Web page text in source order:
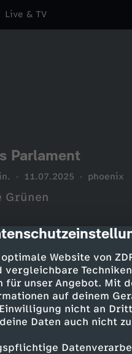
description
Website von
vergleichbare
unser Angebot. Mit
auf deinem
nicht an
Daten auch nicht
Live & TV
Parlament
11.07.2025 phoenix
Grünen